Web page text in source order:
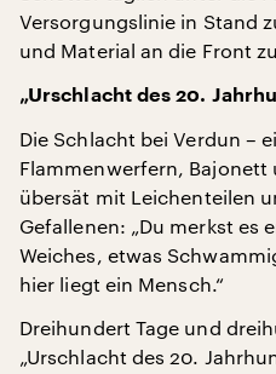
Versorgungslinie in Stand
und Material an die Front
„Urschlacht des 20.
Die Schlacht bei Verdun –
Flammenwerfern, Bajonett
übersät mit Leichenteilen
Gefallenen: „Du merkst es
Weiches, etwas
hier liegt ein Mensch.“
Dreihundert Tage und
„Urschlacht des 20.